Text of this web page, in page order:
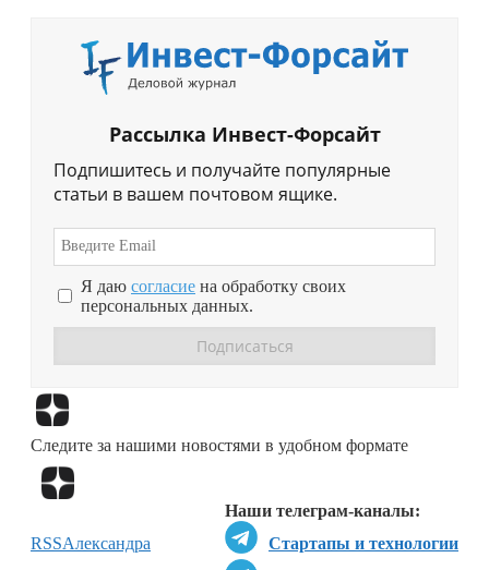
Рассылка Инвест-Форсайт
Подпишитесь и получайте популярные
статьи в вашем почтовом ящике.
Я даю согласие на обработку своих
персональных данных.
Следите за нашими новостями в удобном формате
Наши телеграм-каналы:
Стартапы и технологии
RSSАлександра